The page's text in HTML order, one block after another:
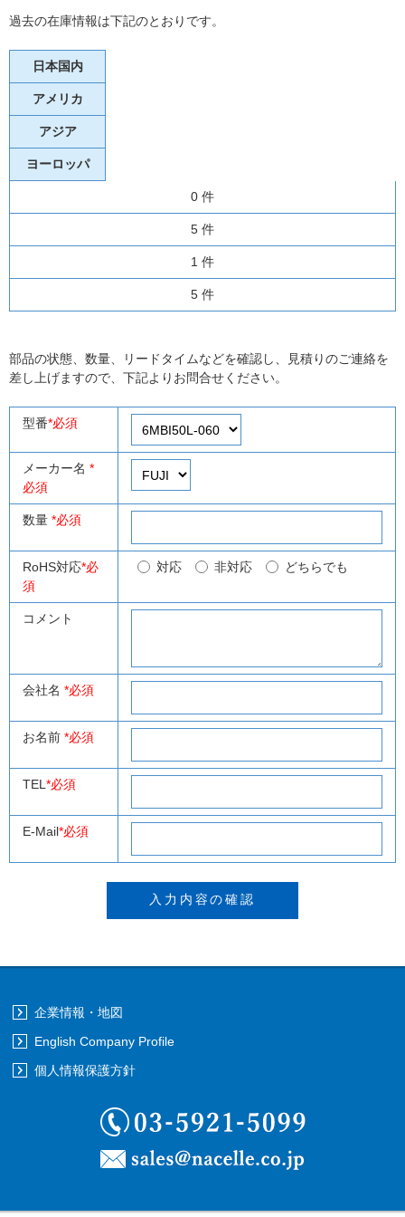
過去の在庫情報は下記のとおりです。
日本国内
アメリカ
アジア
ヨーロッパ
0 件
5 件
1 件
5 件
部品の状態、数量、リードタイムなどを確認し、見積りのご連絡を
差し上げますので、下記よりお問合せください。
型番*必須
メーカー名 *
必須
数量 *必須
RoHS対応*必
須
対応 非対応 どちらでも
コメント
会社名 *必須
お名前 *必須
TEL *必須
E-Mail*必須
企業情報・地図
English Company Profile
個人情報保護方針